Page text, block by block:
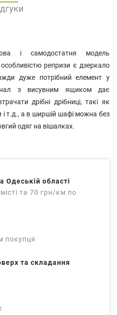
Одеській області
та 70 грн/км по
покупця
та складання
і самодостатня модель
репризи є дзеркало
дуже потрібний елемент у
з висувним ящиком дає
дрібні дрібниці, такі як
і т.д., а в ширшій шафі можна без
одяг на вішалках.